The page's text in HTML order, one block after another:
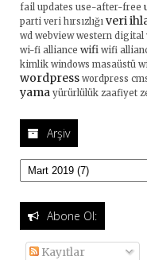
fail updates use-after-free
parti veri hırsızlığı veri
wd webview western digital
wi-fi alliance wifi wifi
kimlik windows masaüstü
wordpress wordpress
yama yürürlülük zaafiyet
Arşiv
Abone Ol:
Kayıtlar